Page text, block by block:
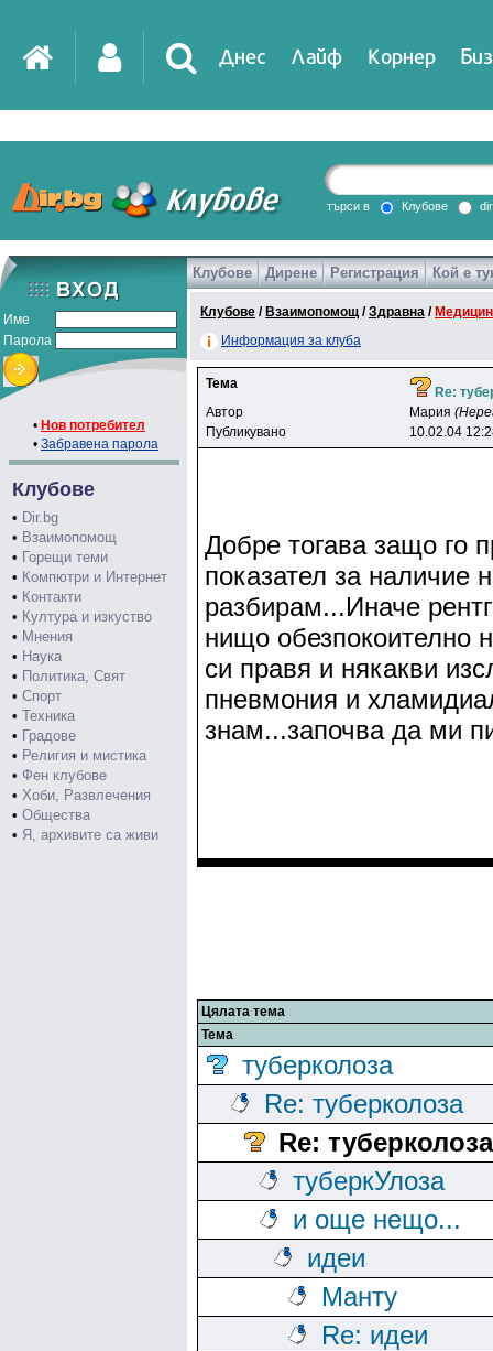
Днес Лайф Корнер
DirTV Impressio
Games
търси в Клубове
Име
Парола
• Нов потребител
• Забравена парола
Клубове
• Dir.bg
• Взаимопомощ
• Горещи теми
• Компютри и Интернет
• Контакти
• Култура и изкуство
• Мнения
• Наука
• Политика, Свят
• Спорт
• Техника
• Градове
• Религия и мистика
• Фен клубове
• Хоби, Развлечения
• Общества
• Я, архивите са живи
Клубове Дирене Регистрация Кой е
Клубове / Взаимопомощ /Здравна /
Информация за клуба
Тема
Re:
Автор
Mapия
Публикувано
10.02.04
Добре тогава защо го
показател за наличие
разбирам...Иначе
нищо обезпокоително
си правя и някакви
пневмония и
знам...започва да ми
Цялата тема
Тема
туберколоза
Re: туберколоза
Re: туберколоза
туберкУлоза
и още нещо...
идеи
Манту
Re: идеи